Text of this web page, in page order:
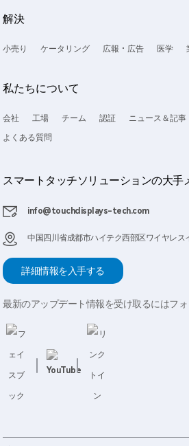
解決
小売り ケータリング 広報・広告 医学
私たちについて
会社 工場 チーム 認証 ニュース＆記事
よくある質問
スマートタッチソリューションの大手
info@touchdisplays-tech.com
中国四川省成都市ハイテク西部区ワイヤレス
詳細情報を入手する
最新のアップデート情報を受け取るにはフ